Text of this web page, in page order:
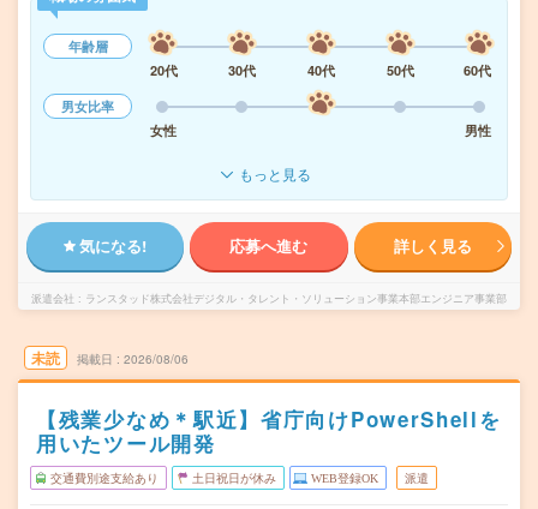
年齢層
20代
30代 40代 50代
60代
男女比率
女性
男性
もっと見る
気になる! 応募へ進む 詳しく見る
派遣会社 ランスタッド株式会社デジタル・タレント・ソリューション事業本部エンジニア事業部
未読 掲載日 2026/08/06
【残業少なめ＊駅近】省庁向けPowerShellを
用いたツール開発
交通費別途支給あり 土日祝日が休み WEB登録OK 派遣